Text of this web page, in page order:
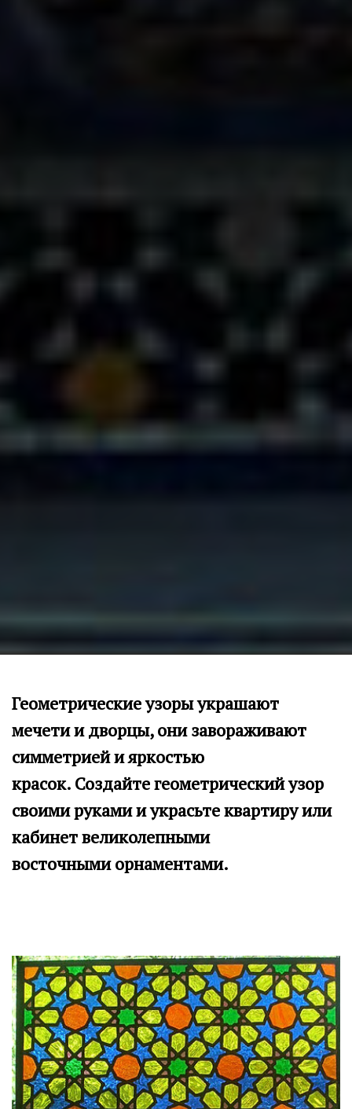
Геометрические узоры украшают
мечети и дворцы, они завораживают
симметрией и яркостью
красок. Создайте геометрический узор
своими руками и украсьте квартиру или
кабинет великолепными
восточными орнаментами.